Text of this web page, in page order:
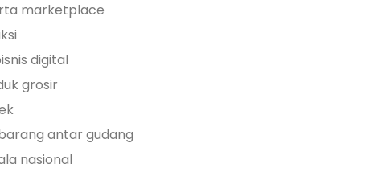
marketplace
digital
grosir
antar gudang
nasional